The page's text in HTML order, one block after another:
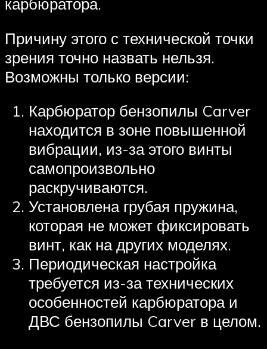
Причину этого с технической точки
зрения точно назвать нельзя.
Возможны только версии:
Карбюратор бензопилы Carver
находится в зоне повышенной
вибрации, из-за этого винты
самопроизвольно
раскручиваются.
Установлена грубая пружина,
которая не может фиксировать
винт, как на других моделях.
Периодическая настройка
требуется из-за технических
особенностей карбюратора и
ДВС бензопилы Carver в целом.